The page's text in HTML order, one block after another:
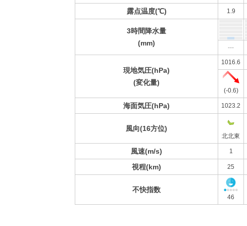
露点温度(℃) 1.9
3時間降水量
(mm)
---
現地気圧(hPa)
(変化量)
1016.6
(-0.6)
海面気圧(hPa) 1023.2
風向(16方位)
北北東
風速(m/s) 1
視程(km) 25
不快指数
46